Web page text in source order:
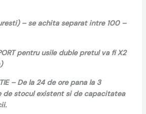
– se achita separat intre 100 –
pentru usile duble pretul va fi X2
– De la 24 de ore pana la 3
de stocul existent si de capacitatea